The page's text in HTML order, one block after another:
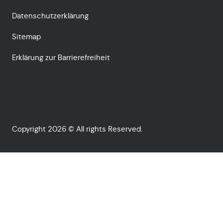
Datenschutzerklärung
Sitemap
Erklärung zur Barrierefreiheit
Copyright 2026 © All rights Reserved.